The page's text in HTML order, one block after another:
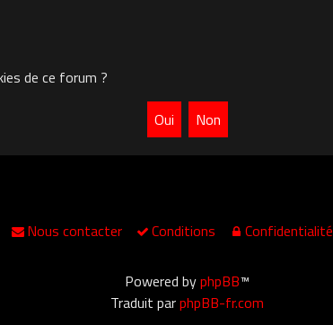
de ce forum ?
Confidentialité
Conditions
Nous contacter
Powered byphpBB™
Traduit parphpBB-fr.com